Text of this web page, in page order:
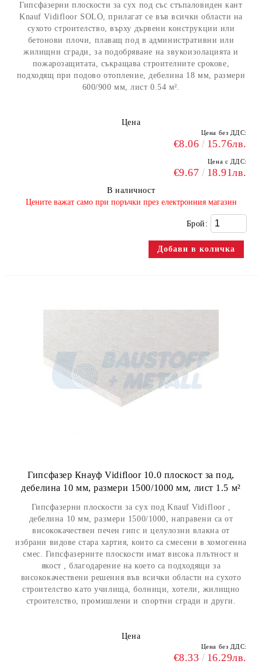
Гипсфазерни плоскости за сух под със стъпаловиден кант
Knauf Vidifloor SOLO, прилагат се във всички области на
сухото строителство, върху дървени конструкции или
бетонови плочи, плаващ под в административни или
жилищни сгради, за подобряване на звукоизолацията и
пожарозащитата, съкращава строителните срокове,
подходящ при подово отопление, дебелина 18 мм, размери
600/900 мм, лист 0.54 м².
Цена
Цена без ДДС:
€8.06 15.76лв.
Цена с ДДС:
€9.67 18.91лв.
В наличност
​Цените важат само при поръчки през електронния магазин
Брой:
Гипсфазер Кнауф Vidifloor 10.0 плоскост за под,
дебелина 10 мм, размери 1500/1000 мм, лист 1.5 м²
Гипсфазерни плоскости за сух под Knauf Vidifloor ,
дебелина 10 мм, размери 1500/1000, направени са от
висококачествен печен гипс и целулозни влакна от
избрани видове стара хартия, които са смесени в хомогенна
смес. Гипсфазерните плоскости имат висока плътност и
якост , благодарение на което са подходящи за
висококачествени решения във всички области на сухото
строителство като училища, болници, хотели, жилищно
строителство, промишлени и спортни сгради и други.
Цена
Цена без ДДС:
€8.33 16.29лв.